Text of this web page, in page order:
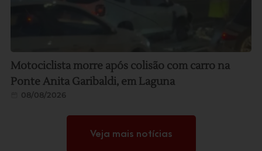
Motociclista morre após colisão com carro na
Ponte Anita Garibaldi, em Laguna
08/08/2026
Veja mais notícias